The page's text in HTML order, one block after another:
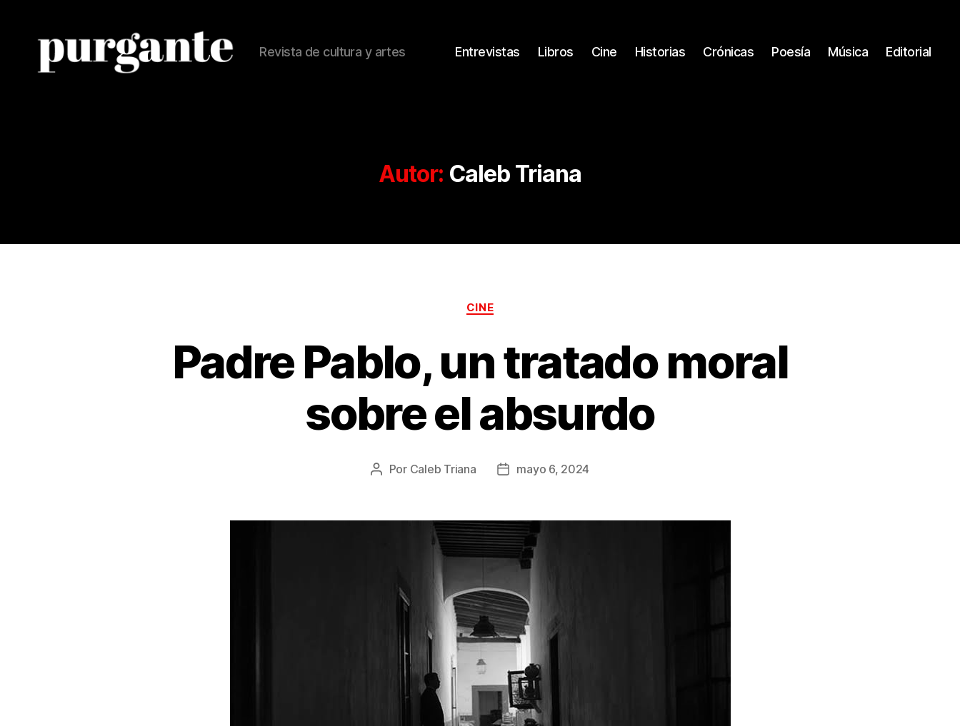
Revista de cultura y artes Entrevistas Libros Cine Historias Crónicas Poesía Música Editorial
Autor: Caleb Triana
Categorías
CINE
Padre Pablo, un tratado moral
sobre el absurdo
Autor
publicación
Por Caleb Triana
Fecha
publicación
mayo 6, 2024